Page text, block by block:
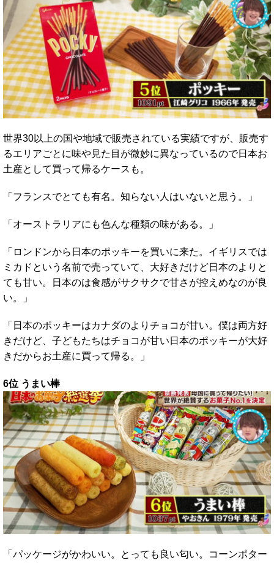
世界30以上の国や地域で販売されている実績ですが、販売す
るエリアごとに味や見た目が微妙に異なっているので日本お
土産として買って帰るケースも。
「フランスでとても有名。知らない人はいないと思う。」
「オーストラリアにも色んな種類の味がある。」
「ロンドンから日本のポッキーを買いに来た。イギリスでは
ミカドという名前で売っていて、大好きだけど日本のよりと
ても甘い。日本のは食感がサクサクで甘さが控えめなのが良
い。」
「日本のポッキーはカナダのよりチョコが甘い。僕は両方好
きだけど、子どもたちはチョコが甘い日本のポッキーが大好
きだからお土産に買って帰る。」
6位 うまい棒
「パッケージがかわいい。とっても良い匂い。コーンポター